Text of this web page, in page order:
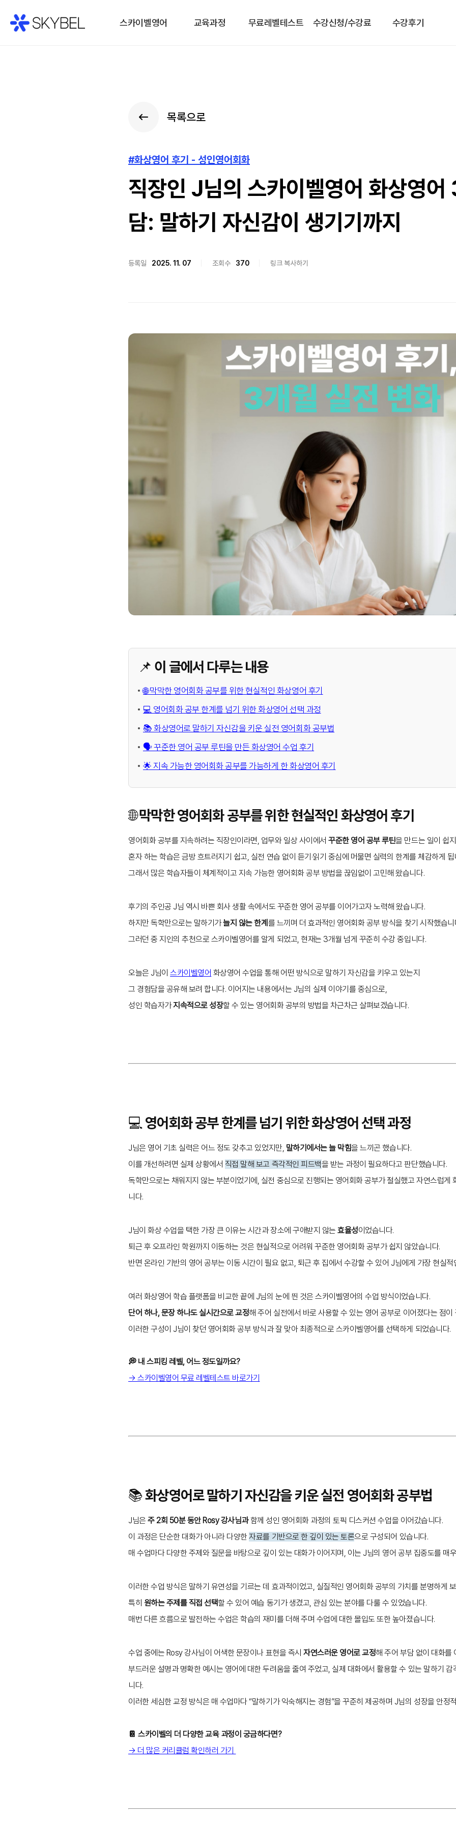
스카이벨영어 교육과정 무료레벨테스트 수강신청/수강료 수강후기
목록으로
#화상영어 후기 - 성인영어회화
직장인 J님의 스카이벨영어 화상영어
담: 말하기 자신감이 생기기까지
등록일 2025. 11. 07 조회수 370 링크 복사하기
📌 이 글에서 다루는 내용
🌐 막막한 영어회화 공부를 위한 현실적인 화상영어 후기
💻 영어회화 공부 한계를 넘기 위한 화상영어 선택 과정
📚 화상영어로 말하기 자신감을 키운 실전 영어회화 공부법
🗣️ 꾸준한 영어 공부 루틴을 만든 화상영어 수업 후기
🌟 지속 가능한 영어회화 공부를 가능하게 한 화상영어 후기
🌐 막막한 영어회화 공부를 위한 현실적인 화상영어 후기
영어회화 공부를 지속하려는 직장인이라면, 업무와 일상 사이에서꾸준한 영어 공부 루틴을 만드는 일이 쉽
혼자 하는 학습은 금방 흐트러지기 쉽고, 실전 연습 없이 듣기·읽기 중심에 머물면 실력의 한계를 체감하게 됩
그래서 많은 학습자들이 체계적이고 지속 가능한 영어회화 공부 방법을 끊임없이 고민해 왔습니다.
후기의 주인공 J님 역시 바쁜 회사 생활 속에서도 꾸준한 영어 공부를 이어가고자 노력해 왔습니다.
하지만 독학만으로는 말하기가늘지 않는 한계 를 느끼며 더 효과적인 영어회화 공부 방식을 찾기 시작했습니
그러던 중 지인의 추천으로 스카이벨영어를 알게 되었고, 현재는 3개월 넘게 꾸준히 수강 중입니다.
오늘은 J님이스카이벨영어 화상영어 수업을 통해 어떤 방식으로 말하기 자신감을 키우고 있는지
그 경험담을 공유해 보려 합니다. 이어지는 내용에서는 J님의 실제 이야기를 중심으로,
성인 학습자가지속적으로 성장할 수 있는 영어회화 공부의 방법을 차근차근 살펴보겠습니다.
💻 영어회화 공부 한계를 넘기 위한 화상영어 선택 과정
J님은 영어 기초 실력은 어느 정도 갖추고 있었지만, 말하기에서는 늘 막힘을 느끼곤 했습니다.
이를 개선하려면 실제 상황에서 직접 말해 보고 즉각적인 피드백을 받는 과정이 필요하다고 판단했습니다.
독학만으로는 채워지지 않는 부분이었기에, 실전 중심으로 진행되는 영어회화 공부가 절실했고 자연스럽게
니다.
J님이 화상 수업을 택한 가장 큰 이유는 시간과 장소에 구애받지 않는효율성이었습니다.
퇴근 후 오프라인 학원까지 이동하는 것은 현실적으로 어려워 꾸준한 영어회화 공부가 쉽지 않았습니다.
반면 온라인 기반의 영어 공부는 이동 시간이 필요 없고, 퇴근 후 집에서 수강할 수 있어 J님에게 가장 현실
여러 화상영어 학습 플랫폼을 비교한 끝에 J님의 눈에 띈 것은 스카이벨영어의 수업 방식이었습니다.
단어 하나, 문장 하나도 실시간으로 교정해 주어 실전에서 바로 사용할 수 있는 영어 공부로 이어졌다는 점이
이러한 구성이 J님이 찾던 영어회화 공부 방식과 잘 맞아 최종적으로 스카이벨영어를 선택하게 되었습니다.
💭 내 스피킹 레벨, 어느 정도일까요?
→ 스카이벨영어 무료 레벨테스트 바로가기
📚 화상영어로 말하기 자신감을 키운 실전 영어회화 공부법
J님은주 2회 50분 동안 Rosy 강사님과함께 성인 영어회화 과정의 토픽 디스커션 수업을 이어갔습니다.
이 과정은 단순한 대화가 아니라 다양한자료를 기반으로 한 깊이 있는 토론으로 구성되어 있습니다.
매 수업마다 다양한 주제와 질문을 바탕으로 깊이 있는 대화가 이어지며, 이는 J님의 영어 공부 집중도를 매
이러한 수업 방식은 말하기 유연성을 기르는 데 효과적이었고, 실질적인 영어회화 공부의 가치를 분명하게
특히 원하는 주제를 직접 선택할 수 있어 예습 동기가 생겼고, 관심 있는 분야를 다룰 수 있었습니다.
매번 다른 흐름으로 발전하는 수업은 학습의 재미를 더해 주며 수업에 대한 몰입도 또한 높아졌습니다.
수업 중에는 Rosy 강사님이 어색한 문장이나 표현을 즉시자연스러운 영어로 교정해 주어 부담 없이 대화를
부드러운 설명과 명확한 예시는 영어에 대한 두려움을 줄여 주었고, 실제 대화에서 활용할 수 있는 말하기
니다.
이러한 세심한 교정 방식은 매 수업마다 “말하기가 익숙해지는 경험”을 꾸준히 제공하며 J님의 성장을 안정
📔 스카이벨의 더 다양한 교육 과정이 궁금하다면?
→ 더 많은 커리큘럼 확인하러 가기